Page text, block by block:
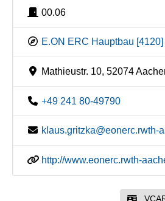
00.06
E.ON ERC Hauptbau [4120]
Mathieustr. 10, 52074
+49 241 80-49790
klaus.gritzka@eonerc.rwth-
http://www.eonerc.rwth-